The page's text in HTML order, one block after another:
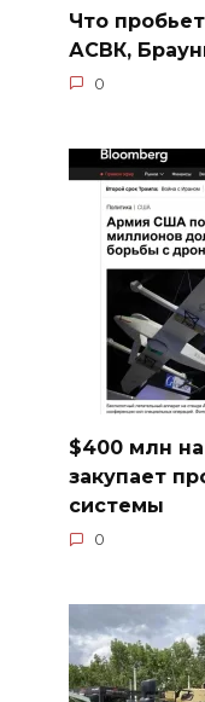
Что
АСВК,
0
$400 млн
закупает
системы
0